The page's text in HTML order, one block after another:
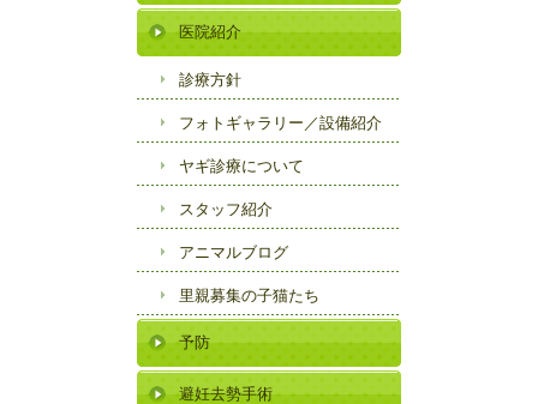
医院紹介
診療方針
フォトギャラリー／設備紹介
ヤギ診療について
スタッフ紹介
アニマルブログ
里親募集の子猫たち
予防
避妊去勢手術